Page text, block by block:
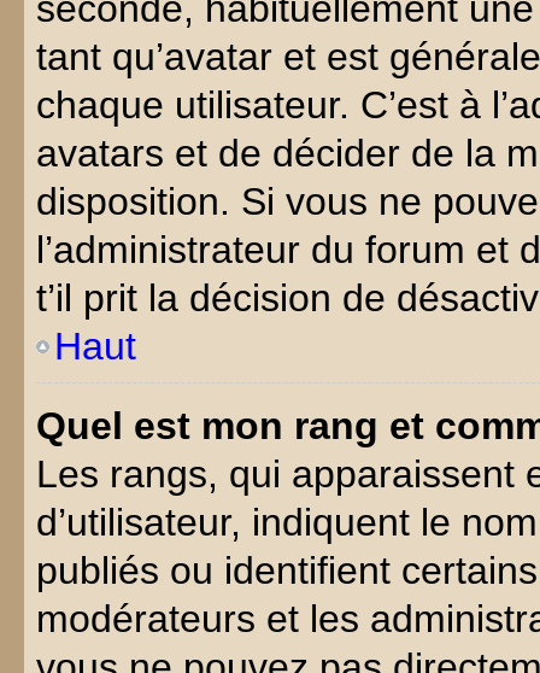
seconde, habituellement
tant qu’avatar et est
chaque utilisateur. C’est à
avatars et de décider de la
disposition. Si vous ne
l’administrateur du forum et
t’il prit la décision de
Haut
Quel est mon rang et
Les rangs, qui apparaissent
d’utilisateur, indiquent le
publiés ou identifient
modérateurs et les